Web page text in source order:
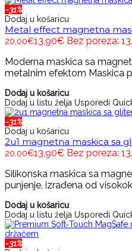
-31%
Dodaj u košaricu
Metal effect magnetna
20,00€13,90€ Bez poreza:
Moderna maskica sa
metalnim efektom Maskica
Dodaj u košaricu
Dodaj u listu želja Usporedi
-31%
Dodaj u košaricu
2u1 magnetna maskica sa
20,00€13,90€ Bez poreza:
Silikonska maskica sa
punjenje, izrađena od
Dodaj u košaricu
Dodaj u listu želja Usporedi
-31%